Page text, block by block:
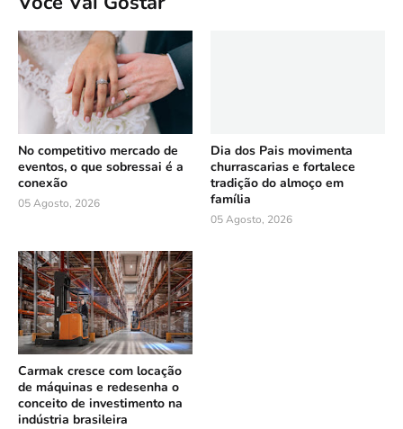
No competitivo mercado de
eventos, o que sobressai é a
conexão
05 Agosto, 2026
Dia dos Pais movimenta
churrascarias e fortalece
tradição do almoço em
família
05 Agosto, 2026
Carmak cresce com locação
de máquinas e redesenha o
conceito de investimento na
indústria brasileira